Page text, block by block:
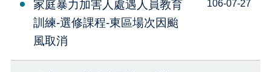
家庭暴力加害人處遇人員教育
訓練-選修課程-東區場次因颱
風取消
106-07-27